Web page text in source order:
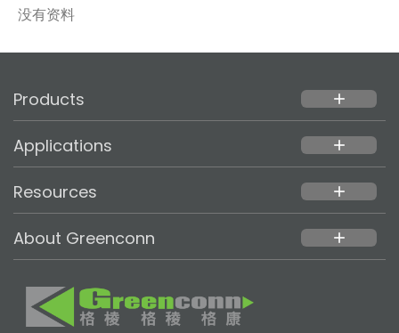
没有资料
Products add
Applications add
Resources add
About Greenconn add